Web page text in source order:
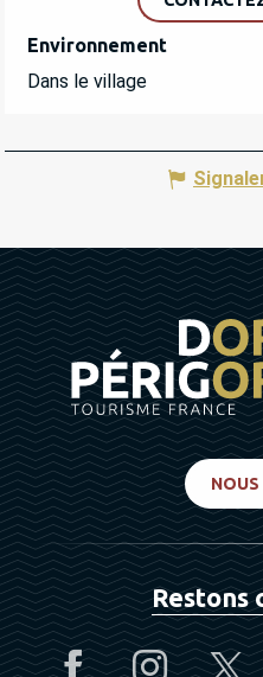
Environnement
Environnement
Dans le village
NOUS
Restons